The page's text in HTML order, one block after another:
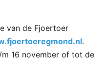
van de Fjoertoer
.
16 november of tot de